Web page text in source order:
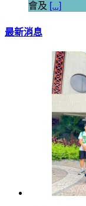
會及 [...]
最新消息